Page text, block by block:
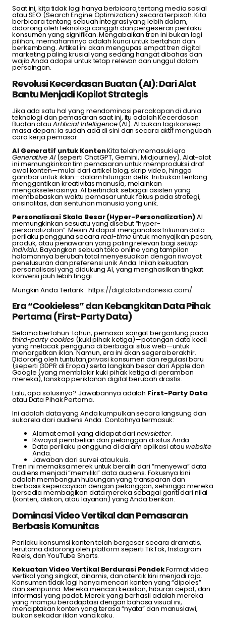
Saat ini, kita tidak lagi hanya berbicara tentang media sosial
atau SEO (Search Engine Optimization) secara terpisah. Kita
berbicara tentang sebuah integrasi yang lebih dalam,
didorong oleh teknologi canggih dan pergeseran perilaku
konsumen yang signifikan. Mengabaikan tren ini bukan lagi
pilihan; memahaminya adalah kunci untuk bertahan dan
berkembang. Artikel ini akan mengupas empat tren digital
marketing paling krusial yang sedang hangat dibahas dan
wajib Anda adopsi untuk tetap relevan dan unggul dalam
persaingan.
Revolusi Kecerdasan Buatan (AI): Dari Alat
Bantu Menjadi Kopilot Strategis
Jika ada satu hal yang mendominasi percakapan di dunia
teknologi dan pemasaran saat ini, itu adalah Kecerdasan
Buatan atau Artificial Intelligence(AI). AI bukan lagi konsep
masa depan; ia sudah ada di sini dan secara aktif mengubah
cara kerja pemasar.
AI Generatif untuk KontenKita telah memasuki era
Generative AI(seperti ChatGPT, Gemini, Midjourney). Alat-alat
ini memungkinkan tim pemasaran untuk memproduksi draf
awal konten—mulai dari artikel blog, skrip video, hingga
gambar untuk iklan—dalam hitungan detik. Ini bukan tentang
menggantikan kreativitas manusia, melainkan
mengakselerasinya. AI bertindak sebagai asisten yang
membebaskan waktu pemasar untuk fokus pada strategi,
orisinalitas, dan sentuhan manusia yang unik.
Personalisasi Skala Besar (Hyper-Personalization)AI
memungkinkan sesuatu yang disebut “hyper-
personalization”. Mesin AI dapat menganalisis triliunan data
perilaku pengguna secara real-timeuntuk menyajikan pesan,
produk, atau penawaran yang paling relevan bagisetiap
individu. Bayangkan sebuah toko online yang tampilan
halamannya berubah total menyesuaikan dengan riwayat
penelusuran dan preferensi unik Anda. Inilah kekuatan
personalisasi yang didukung AI, yang menghasilkan tingkat
konversi jauh lebih tinggi.
Mungkin Anda Tertarik : https://digitalabindonesia.com/
Era “Cookieless” dan Kebangkitan Data Pihak
Pertama (First-Party Data)
Selama bertahun-tahun, pemasar sangat bergantung pada
third-party cookies (kuki pihak ketiga)—potongan data kecil
yang melacak pengguna di berbagai situs web—untuk
menargetkan iklan. Namun, era ini akan segera berakhir.
Didorong oleh tuntutan privasi konsumen dan regulasi baru
(seperti GDPR di Eropa) serta langkah besar dari Apple dan
Google (yang memblokir kuki pihak ketiga di peramban
mereka), lanskap periklanan digital berubah drastis.
Lalu, apa solusinya? Jawabannya adalah First-Party Data
atau Data Pihak Pertama.
Ini adalah data yang Anda kumpulkan secara langsung dan
sukarela dari audiens Anda. Contohnya termasuk:
Alamat email yang didapat dari newsletter.
Riwayat pembelian dari pelanggan di situs Anda.
Data perilaku pengguna di dalam aplikasi atauwebsite
Anda.
Jawaban dari survei atau kuis.
Tren ini memaksa merek untuk beralih dari “menyewa” data
audiens menjadi “memiliki” data audiens. Fokusnya kini
adalah membangun hubungan yang transparan dan
berbasis kepercayaan dengan pelanggan, sehingga mereka
bersedia membagikan data mereka sebagai ganti dari nilai
(konten, diskon, atau layanan) yang Anda berikan.
Dominasi Video Vertikal dan Pemasaran
Berbasis Komunitas
Perilaku konsumsi konten telah bergeser secara dramatis,
terutama didorong oleh platform seperti TikTok, Instagram
Reels, dan YouTube Shorts.
Kekuatan Video Vertikal Berdurasi PendekFormat video
vertikal yang singkat, dinamis, dan otentik kini menjadi raja.
Konsumen tidak lagi hanya mencari konten yang “dipoles”
dan sempurna. Mereka mencari keaslian, hiburan cepat, dan
informasi yang padat. Merek yang berhasil adalah mereka
yang mampu beradaptasi dengan bahasa visual ini,
menciptakan konten yang terasa “nyata” dan manusiawi,
bukan sekadar iklan yang kaku.